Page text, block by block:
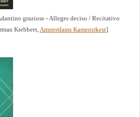
graziose - Allegro deciso / Recitativo
Krebbers,Amsterdams Kamerorkest]